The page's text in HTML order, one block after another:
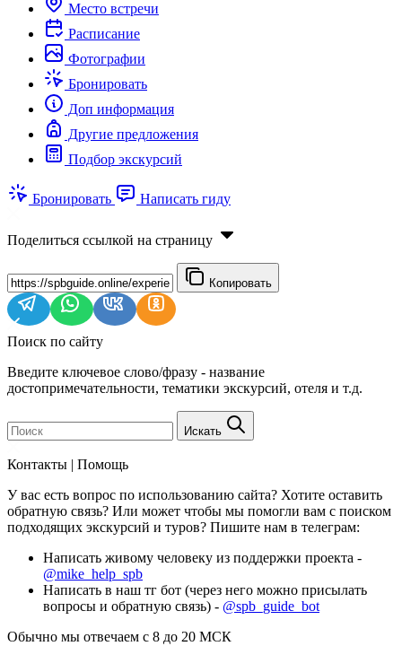
Место встречи
Расписание
Фотографии
Бронировать
Доп информация
Другие предложения
Подбор экскурсий
Бронировать Написать гиду
Поделиться ссылкой на страницу
Копировать
Поиск по сайту
Введите ключевое слово/фразу - название
достопримечательности, тематики экскурсий, отеля и т.д.
Искать
Контакты | Помощь
У вас есть вопрос по использованию сайта? Хотите оставить
обратную связь? Или может чтобы мы помогли вам с поиском
подходящих экскурсий и туров? Пишите нам в телеграм:
Написать живому человеку из поддержки проекта -
@mike_help_spb
Написать в наш тг бот (через него можно присылать
вопросы и обратную связь) - @spb_guide_bot
Обычно мы отвечаем с 8 до 20 МСК